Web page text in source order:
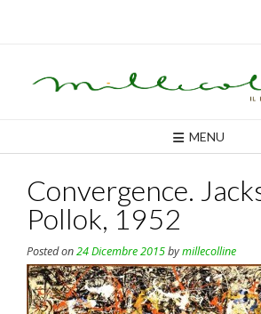
MENU
Convergence.
Pollok, 1952
Posted on24 Dicembre 2015bymillecolline